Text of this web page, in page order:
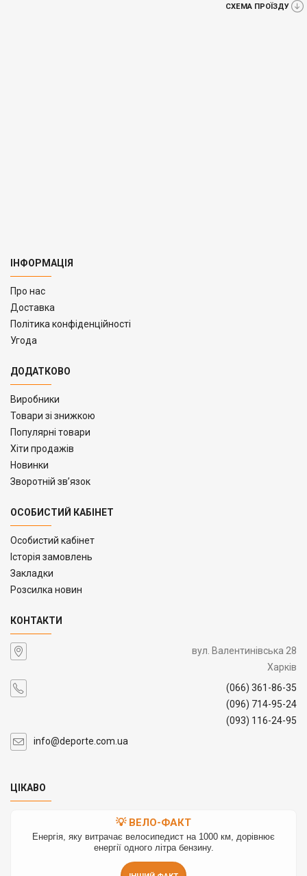
СХЕМА ПРОЇЗДУ
ІНФОРМАЦІЯ
Про нас
Доставка
Політика конфіденційності
Угода
ДОДАТКОВО
Виробники
Товари зі знижкою
Популярні товари
Хіти продажів
Новинки
Зворотній зв’язок
ОСОБИСТИЙ КАБІНЕТ
Особистий кабінет
Історія замовлень
Закладки
Розсилка новин
КОНТАКТИ
вул. Валентинівська 28
Харків
(066) 361-86-35
(096) 714-95-24
(093) 116-24-95
info@deporte.com.ua
ЦІКАВО
💡 ВЕЛО-ФАКТ
Енергія, яку витрачає велосипедист на 1000 км, дорівнює
енергії одного літра бензину.